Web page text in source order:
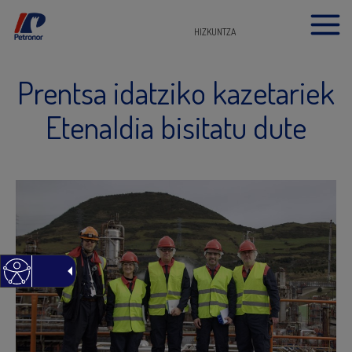
HIZKUNTZA
Prentsa idatziko kazetariek
Etenaldia bisitatu dute